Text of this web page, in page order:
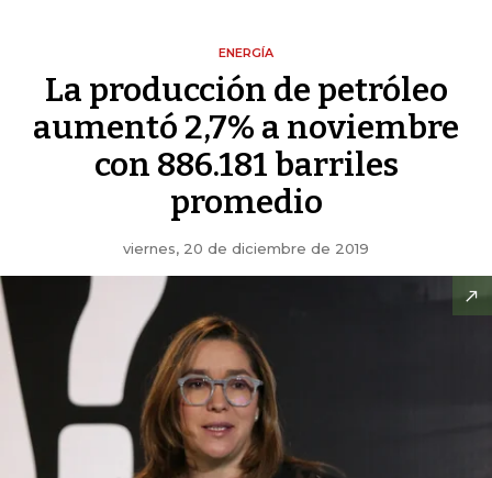
ENERGÍA
La producción de petróleo
aumentó 2,7% a noviembre
con 886.181 barriles
promedio
viernes, 20 de diciembre de 2019